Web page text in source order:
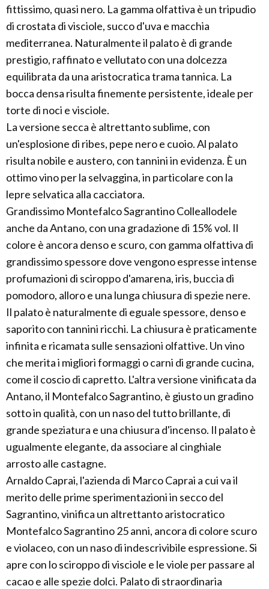
fittissimo, quasi nero. La gamma olfattiva è un tripudio
di crostata di visciole, succo d'uva e macchia
mediterranea. Naturalmente il palato è di grande
prestigio, raffinato e vellutato con una dolcezza
equilibrata da una aristocratica trama tannica. La
bocca densa risulta finemente persistente, ideale per
torte di noci e visciole.
La versione secca è altrettanto sublime, con
un'esplosione di ribes, pepe nero e cuoio. Al palato
risulta nobile e austero, con tannini in evidenza. È un
ottimo vino per la selvaggina, in particolare con la
lepre selvatica alla cacciatora.
Grandissimo Montefalco Sagrantino Colleallodele
anche da Antano, con una gradazione di 15% vol. Il
colore è ancora denso e scuro, con gamma olfattiva di
grandissimo spessore dove vengono espresse intense
profumazioni di sciroppo d'amarena, iris, buccia di
pomodoro, alloro e una lunga chiusura di spezie nere.
Il palato è naturalmente di eguale spessore, denso e
saporito con tannini ricchi. La chiusura è praticamente
infinita e ricamata sulle sensazioni olfattive. Un vino
che merita i migliori formaggi o carni di grande cucina,
come il coscio di capretto. L'altra versione vinificata da
Antano, il Montefalco Sagrantino, è giusto un gradino
sotto in qualità, con un naso del tutto brillante, di
grande speziatura e una chiusura d'incenso. Il palato è
ugualmente elegante, da associare al cinghiale
arrosto alle castagne.
Arnaldo Caprai, l'azienda di Marco Caprai a cui va il
merito delle prime sperimentazioni in secco del
Sagrantino, vinifica un altrettanto aristocratico
Montefalco Sagrantino 25 anni, ancora di colore scuro
e violaceo, con un naso di indescrivibile espressione. Si
apre con lo sciroppo di visciole e le viole per passare al
cacao e alle spezie dolci. Palato di straordinaria